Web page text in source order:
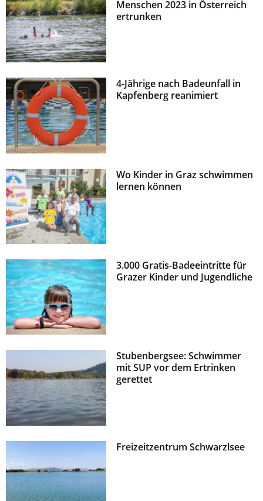
Menschen 2023 in Österreich
ertrunken
4-Jährige nach Badeunfall in
Kapfenberg reanimiert
Wo Kinder in Graz schwimmen
lernen können
3.000 Gratis-Badeeintritte für
Grazer Kinder und Jugendliche
Stubenbergsee: Schwimmer
mit SUP vor dem Ertrinken
gerettet
Freizeitzentrum Schwarzlsee